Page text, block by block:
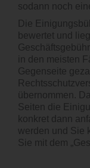
sodann noch
Die
bewertet und
in den meisten
Gegenseite
übernommen.
Seiten die
konkret dann
werden und Sie
Sie mit dem